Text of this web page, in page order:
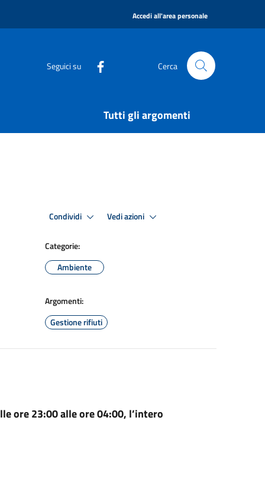
Accedi all'area personale
Seguici su Cerca
Tutti gli argomenti
Condividi Vedi azioni
Categorie:
Ambiente
Argomenti:
Gestione rifiuti
ore 23:00 alle ore 04:00, l’intero